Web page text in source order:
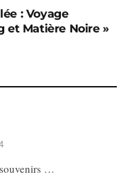
: Voyage
et Matière Noire »
…